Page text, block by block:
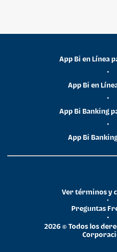
App Bi en Línea
•
App Bi en
•
App Bi Banking
•
App Bi
2026 © Todos los
•
Preguntas
•
Ver términos y